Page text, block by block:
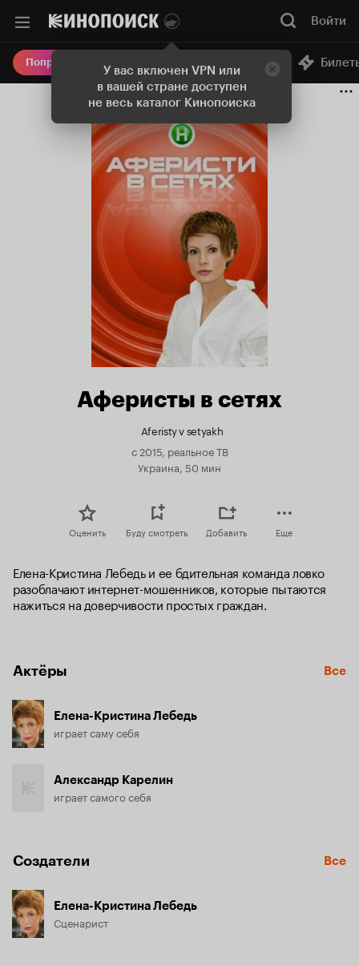
У вас включен VPN или
в вашей стране доступен
не весь каталог Кинопоиска
Войти
Попробовать Плюс Онлайн-кинотеатр
Аферисты в сетях
Aferisty v setyakh
с 2015, реальное ТВ
Украина, 50 мин
Оценить Буду смотреть Добавить Еще
Елена-Кристина Лебедь и ее бдительная команда ловко
разоблачают интернет-мошенников, которые пытаются
нажиться на доверчивости простых граждан.
Актёры Все
Елена-Кристина Лебедь
играет саму себя
Александр Карелин
играет самого себя
Создатели Все
Елена-Кристина Лебедь
Сценарист